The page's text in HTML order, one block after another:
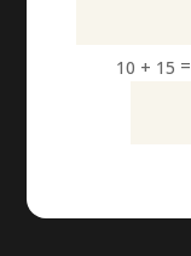
10 + 15 =